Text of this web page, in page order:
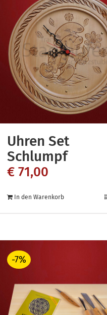
Uhren Set
Schlumpf
€ 71,00
In den Warenkorb
-7%